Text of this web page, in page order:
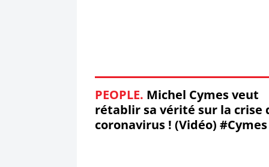
PEOPLE. Michel Cymes veut
rétablir sa vérité sur la crise
coronavirus ! (Vidéo) #Cymes